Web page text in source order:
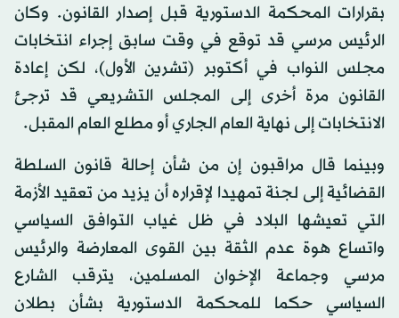
بقرارات المحكمة الدستورية قبل إصدار القانون. وكان
الرئيس مرسي قد توقع في وقت سابق إجراء انتخابات
مجلس النواب في أكتوبر (تشرين الأول)، لكن إعادة
القانون مرة أخرى إلى المجلس التشريعي قد ترجئ
الانتخابات إلى نهاية العام الجاري أو مطلع العام المقبل.
وبينما قال مراقبون إن من شأن إحالة قانون السلطة
القضائية إلى لجنة تمهيدا لإقراره أن يزيد من تعقيد الأزمة
التي تعيشها البلاد في ظل غياب التوافق السياسي
واتساع هوة عدم الثقة بين القوى المعارضة والرئيس
مرسي وجماعة الإخوان المسلمين، يترقب الشارع
السياسي حكما للمحكمة الدستورية بشأن بطلان